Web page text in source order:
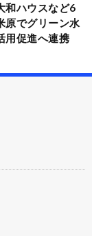
和ハウスなど6
原でグリーン水
用促進へ連携